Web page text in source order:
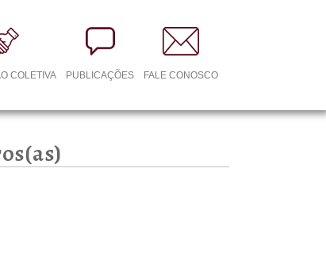
COLETIVA PUBLICAÇÕES FALE CONOSCO